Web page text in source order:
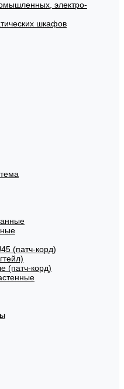
электро-
шкафов
(патч-корд)
(патч-корд)